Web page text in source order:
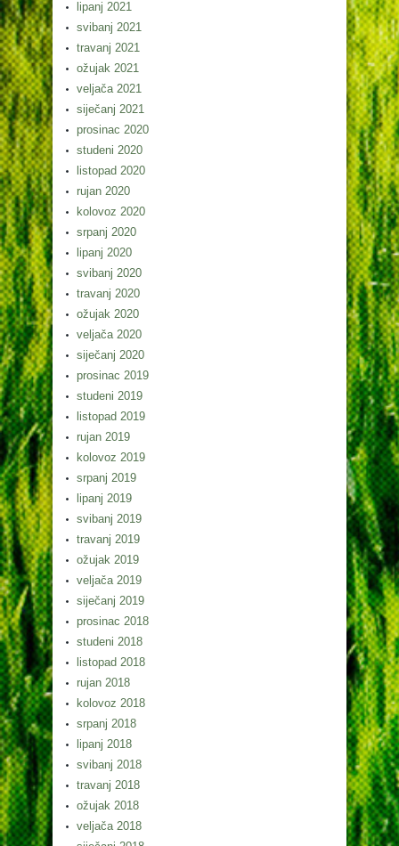
lipanj 2021
svibanj 2021
travanj 2021
ožujak 2021
veljača 2021
siječanj 2021
prosinac 2020
studeni 2020
listopad 2020
rujan 2020
kolovoz 2020
srpanj 2020
lipanj 2020
svibanj 2020
travanj 2020
ožujak 2020
veljača 2020
siječanj 2020
prosinac 2019
studeni 2019
listopad 2019
rujan 2019
kolovoz 2019
srpanj 2019
lipanj 2019
svibanj 2019
travanj 2019
ožujak 2019
veljača 2019
siječanj 2019
prosinac 2018
studeni 2018
listopad 2018
rujan 2018
kolovoz 2018
srpanj 2018
lipanj 2018
svibanj 2018
travanj 2018
ožujak 2018
veljača 2018